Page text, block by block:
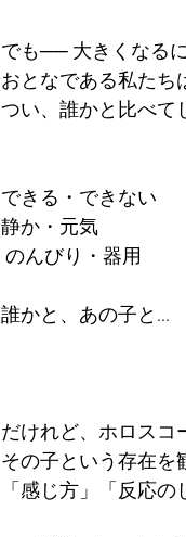
でも── 大きくなる
おとなである私たち
つい、誰かと比べて
できる・できない
静か・元気
のんびり・器用
誰かと、あの子と...
だけれど、ホロスコ
その子という存在を
「感じ方」「反応の